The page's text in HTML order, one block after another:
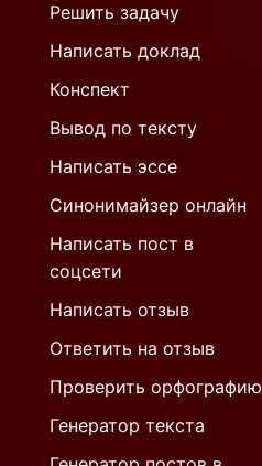
Решить задачу
Написать доклад
Конспект
Вывод по тексту
Написать эссе
Синонимайзер онлайн
Написать пост в
соцсети
Написать отзыв
Ответить на отзыв
Проверить орфографию
Генератор текста